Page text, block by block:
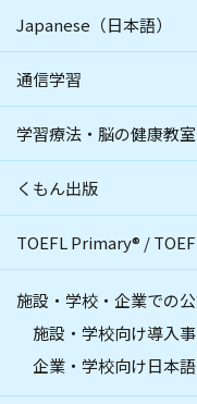
Japanese（日本語）
通信学習
学習療法・脳の健康教
くもん出版
TOEFL Primary® /
施設・学校・企業での
施設・学校向け導入
企業・学校向け日本語